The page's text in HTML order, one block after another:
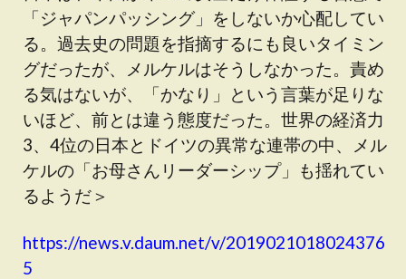
「ジャパンパッシング」をしないか心配してい
る。過去史の問題を指摘するにも良いタイミン
グだったが、メルケルはそうしなかった。責め
る気はないが、「かなり」という言葉が足りな
いほど、前とは違う態度だった。世界の経済力
3、4位の日本とドイツの異常な連帯の中、メル
ケルの「お母さんリーダーシップ」も揺れてい
るようだ＞
https://news.v.daum.net/v/2019021018024376
5